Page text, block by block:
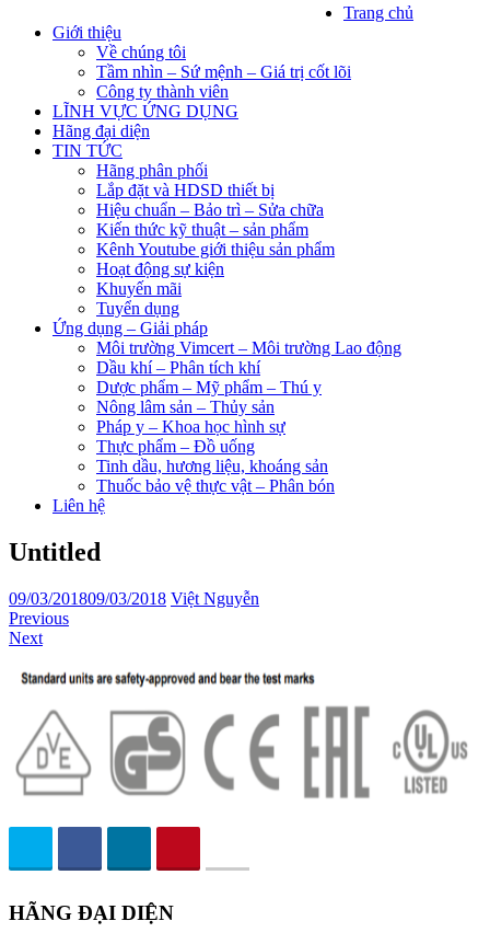
Trang chủ
Giới thiệu
Về chúng tôi
Tầm nhìn – Sứ mệnh – Giá trị cốt lõi
Công ty thành viên
LĨNH VỰC ỨNG DỤNG
Hãng đại diện
TIN TỨC
Hãng phân phối
Lắp đặt và HDSD thiết bị
Hiệu chuẩn – Bảo trì – Sửa chữa
Kiến thức kỹ thuật – sản phẩm
Kênh Youtube giới thiệu sản phẩm
Hoạt động sự kiện
Khuyến mãi
Tuyển dụng
Ứng dụng – Giải pháp
Môi trường Vimcert – Môi trường Lao động
Dầu khí – Phân tích khí
Dược phẩm – Mỹ phẩm – Thú y
Nông lâm sản – Thủy sản
Pháp y – Khoa học hình sự
Thực phẩm – Đồ uống
Tinh dầu, hương liệu, khoáng sản
Thuốc bảo vệ thực vật – Phân bón
Liên hệ
Untitled
09/03/201809/03/2018 Việt Nguyễn
Previous
Next
HÃNG ĐẠI DIỆN